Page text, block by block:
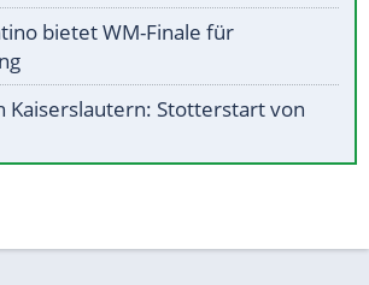
bietet WM-Finale für
Kaiserslautern: Stotterstart von